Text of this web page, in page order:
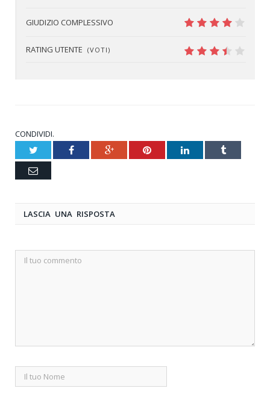
GIUDIZIO COMPLESSIVO
RATING UTENTE (VOTI)
CONDIVIDI.
Twitter Facebook Google+ Pinterest LinkedIn Tumblr
Email
LASCIA UNA RISPOSTA